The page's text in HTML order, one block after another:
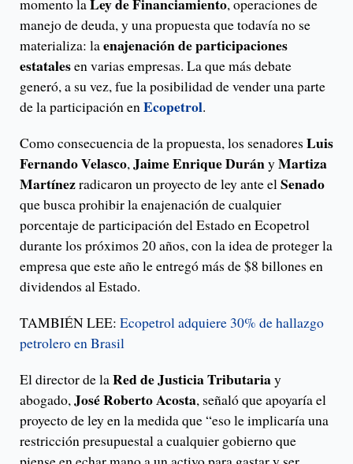
momento la
, operaciones de
manejo de deuda, y una propuesta que todavía no se
materializa: laenajenación de participaciones
estatalesen varias empresas. La que más debate
generó, a su vez, fue la posibilidad de vender una parte
de la participación enEcopetrol.
Como consecuencia de la propuesta, los senadores Luis
Fernando Velasco,Jaime Enrique DurányMartiza
Martínezradicaron un proyecto de ley ante elSenado
que busca prohibir la enajenación de cualquier
porcentaje de participación del Estado en Ecopetrol
durante los próximos 20 años, con la idea de proteger la
empresa que este año le entregó más de $8 billones en
dividendos al Estado.
TAMBIÉN LEE: Ecopetrol adquiere 30% de hallazgo
petrolero en Brasil
El director de laRed de Justicia Tributariay
abogado,José Roberto Acosta, señaló que apoyaría el
proyecto de ley en la medida que “eso le implicaría una
restricción presupuestal a cualquier gobierno que